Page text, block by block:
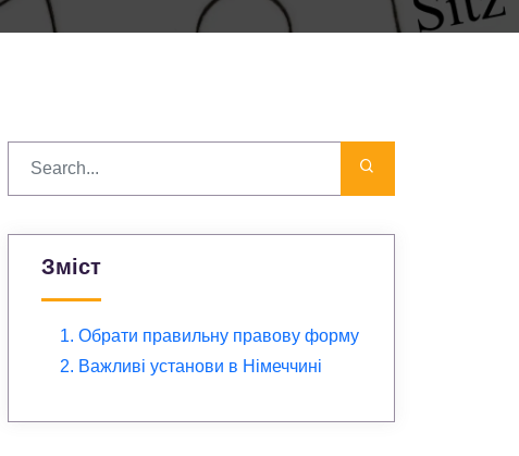
Зміст
1. Обрати правильну правову форму
2. Важливі установи в Німеччині